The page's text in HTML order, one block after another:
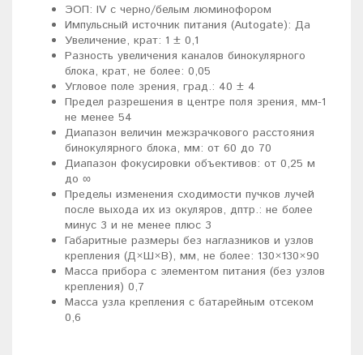
ЭОП: IV с черно/белым люминофором
Импульсный источник питания (Аutоgаtе): Да
Увеличение, крат: 1 ± 0,1
Разность увеличения каналов бинокулярного
блока, крат, не более: 0,05
Угловое поле зрения, град.: 40 ± 4
Предел разрешения в центре поля зрения, мм-1
не менее 54
Диапазон величин межзрачкового расстояния
бинокулярного блока, мм: от 60 до 70
Диапазон фокусировки объективов: от 0,25 м
до ∞
Пределы изменения сходимости пучков лучей
после выхода их из окуляров, дптр.: не более
минус 3 и не менее плюс 3
Габаритные размеры без наглазников и узлов
крепления (Д×Ш×В), мм, не более: 130×130×90
Масса прибора с элементом питания (без узлов
крепления) 0,7
Масса узла крепления с батарейным отсеком
0,6